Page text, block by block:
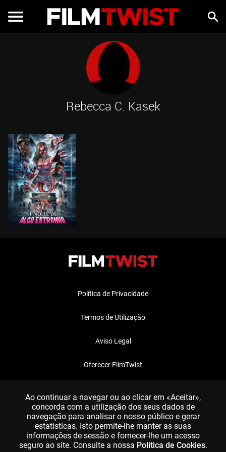
Rebecca C. Kasek
Política de Privacidade
Termos de Utilização
Aviso Legal
Oferecer FilmTwist
Ao continuar a navegar ou ao clicar em «Aceitar»,
concorda com a utilização dos seus dados de
navegação para analisar o nosso público e gerar
estatísticas. Isto permite-lhe manter as suas
informações de sessão e fornecer-lhe um acesso
seguro ao site. Consulte a nossa Política de Cookies.